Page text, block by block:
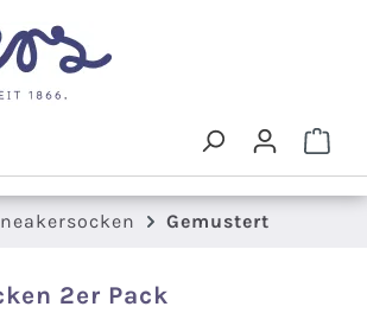
Gemustert
2er Pack